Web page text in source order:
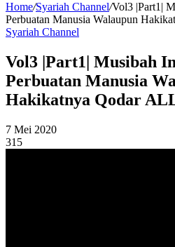
Home/Syariah Channel/Vol3 |Part1|
Perbuatan Manusia Walaupun
Syariah Channel
Vol3 |Part1| Musibah
Perbuatan Manusia
Hakikatnya Qodar
7 Mei 2020
315